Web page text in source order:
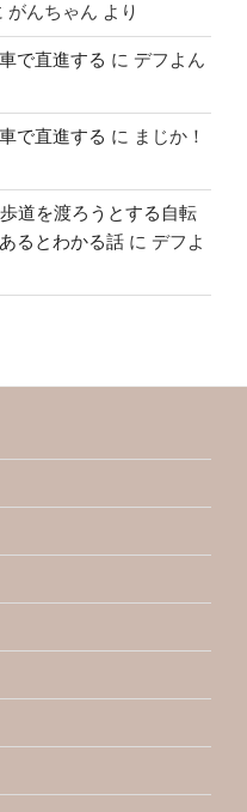
がんちゃん より
で直進する に デフよん
で直進する に まじか！
道を渡ろうとする自転
るとわかる話 に デフよ